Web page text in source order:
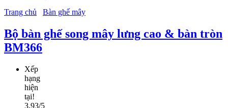
Trang chủ
Bàn ghế mây
Bộ bàn ghế song mây lưng cao & bàn tròn
BM366
Xếp
hạng
hiện
tại!
3.93/5